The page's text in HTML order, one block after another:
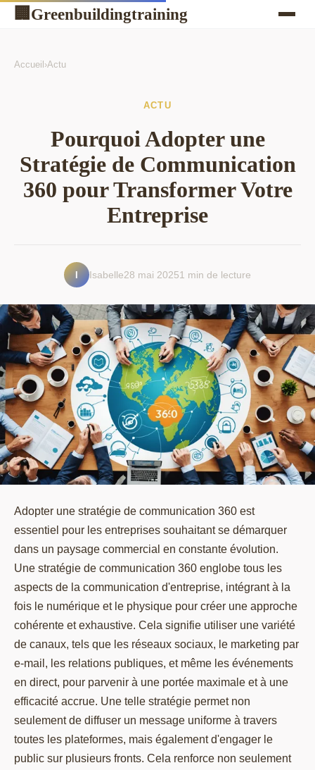
🏢 Greenbuildingtraining
Accueil ›Actu
ACTU
Pourquoi Adopter une
Stratégie de Communication
360 pour Transformer Votre
Entreprise
I Isabelle28 mai 20251 min de lecture
Adopter une stratégie de communication 360 est
essentiel pour les entreprises souhaitant se démarquer
dans un paysage commercial en constante évolution.
Une stratégie de communication 360 englobe tous les
aspects de la communication d'entreprise, intégrant à la
fois le numérique et le physique pour créer une approche
cohérente et exhaustive. Cela signifie utiliser une variété
de canaux, tels que les réseaux sociaux, le marketing par
e-mail, les relations publiques, et même les événements
en direct, pour parvenir à une portée maximale et à une
efficacité accrue. Une telle stratégie permet non
seulement de diffuser un message uniforme à travers
toutes les plateformes, mais également d'engager le
public sur plusieurs fronts. Cela renforce non seulement